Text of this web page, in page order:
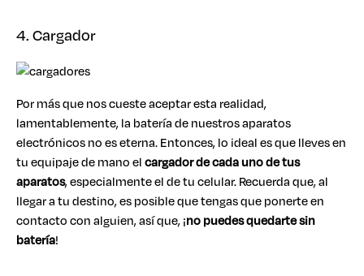
4. Cargador
Por más que nos cueste aceptar esta realidad,
lamentablemente, la batería de nuestros aparatos
electrónicos no es eterna. Entonces, lo ideal es que lleves en
tu equipaje de mano elcargador de cada uno de tus
aparatos, especialmente el de tu celular. Recuerda que, al
llegar a tu destino, es posible que tengas que ponerte en
contacto con alguien, así que, ¡no puedes quedarte sin
batería!